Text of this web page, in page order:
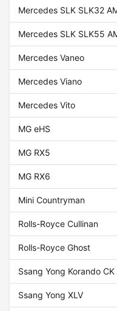
Mercedes SLK SLK32
Mercedes SLK SLK55
Mercedes Vaneo
Mercedes Viano
Mercedes Vito
MG eHS
MG RX5
MG RX6
Mini Countryman
Rolls-Royce Cullinan
Rolls-Royce Ghost
Ssang Yong Korando CK
Ssang Yong XLV